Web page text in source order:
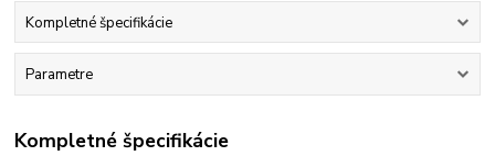
Kompletné špecifikácie
Parametre
Kompletné špecifikácie